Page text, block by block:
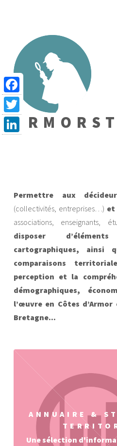
Facebook
Twitter
Permettre aux
(collectivités, entreprises…) et
associations, enseignants,
disposer
cartographiques, ainsi
comparaisons
perception et la
démographiques,
l’œuvre en Côtes
Bretagne...
ANNUAIRE &
Une sélection